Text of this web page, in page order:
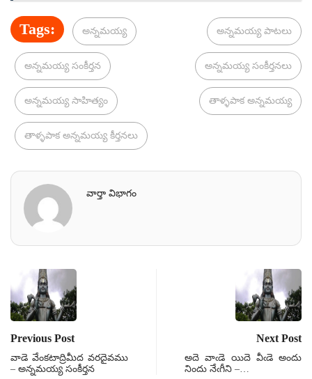
Tags: అన్నమయ్య అన్నమయ్య పాటలు
అన్నమయ్య సంకీర్తన అన్నమయ్య సంకీర్తనలు
అన్నమయ్య సాహిత్యం తాళ్ళపాక అన్నమయ్య
తాళ్ళపాక అన్నమయ్య కీర్తనలు
వార్తా విభాగం
Previous Post
వాడె వేంకటాద్రిమీద వరదైవము
– అన్నమయ్య సంకీర్తన
Next Post
అదె వాఁడె యిదె వీఁడె అందు
నిందు నేఁగీని –…